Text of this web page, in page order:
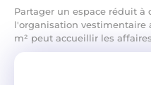
Partager un espace réduit à
l'organisation vestimentaire
m² peut accueillir les